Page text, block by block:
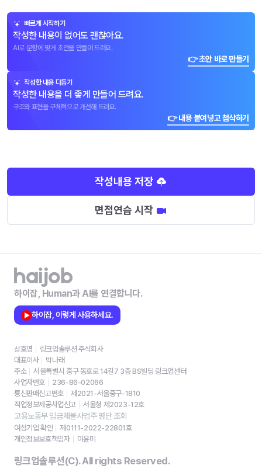
빠르게 시작하기
작성한 내용이 없어도 괜찮아요.
AI로 문항에 맞게 초안을 만들어 드려요.
👉 초안 바로 만들기
작성한 내용 다듬기
작성한 내용을 더 좋게 만들어 드려요.
구조와 표현을 구체적으로 개선해 드려요.
👉 내용 붙여넣고 첨삭하기
작성내용 저장
면접연습 시작
하이잡, Human과 AI를 연결합니다.
하이잡, 이렇게 사용하세요.
상호명
링크업솔루션 주식회사
대표이사
박나래
주소
서울특별시 중구 동호로 14길7 3층 BS빌딩 링크업센터
사업자번호
236-86-02066
통신판매신고번호
제2021-서울중구-1810
직업정보제공사업신고
서울청 제2023-12호
고용노동부 임금체불사업주 명단 조회
여성기업 확인
제0111-2022-22801호
개인정보보호책임자
이윤미
링크업솔루션(C). All rights Reserved.